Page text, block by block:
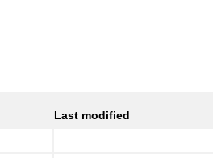
Last modified